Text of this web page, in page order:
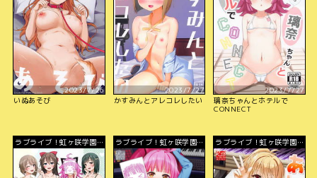
2023/7/26
いぬあそび
2023/7/27
かすみんとアレコレしたい
2023/7/27
璃奈ちゃんとホテルで
CONNECT
ラブライブ！虹ヶ咲学園ス
クールアイドル同好会
ラブライブ！虹ヶ咲学園ス
クールアイドル同好会
ラブライブ！虹ヶ咲学園ス
クールアイドル同好会